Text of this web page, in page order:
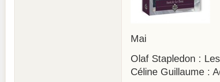
Mai
Olaf Stapledon :
Céline Guillaume :